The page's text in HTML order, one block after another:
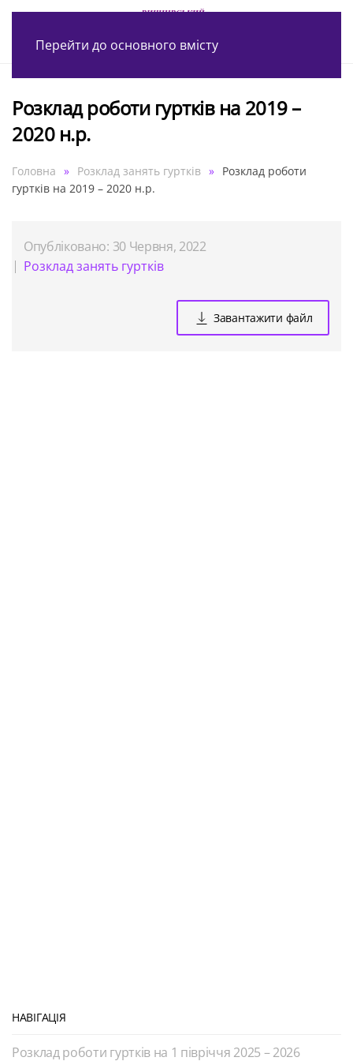
Перейти до основного вмісту
Розклад роботи гуртків на 2019 –
2020 н.р.
Головна Розклад занять гуртків
Розклад роботи
гуртків на 2019 – 2020 н.р.
Опубліковано: 30 Червня, 2022
Розклад занять гуртків
Завантажити файл
НАВІГАЦІЯ
Розклад роботи гуртків на 1 півріччя 2025 – 2026